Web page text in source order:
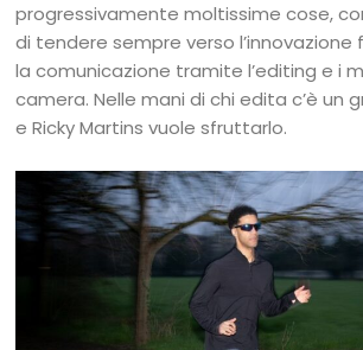
progressivamente moltissime cose,
di tendere sempre verso
la comunicazione tramite l’editing e i
camera. Nelle mani di chi edita c’è un
e Ricky Martins vuole sfruttarlo.